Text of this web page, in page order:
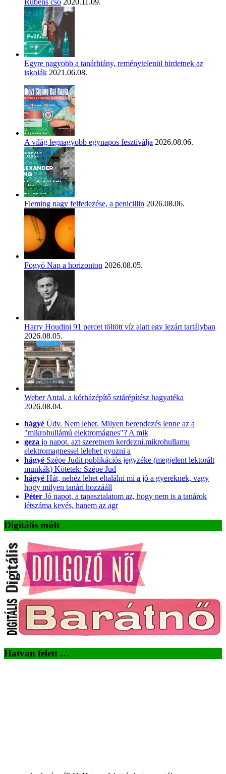
Rubens cső 2020.11.09.
Egyre nagyobb a tanárhiány, reménytelenül hirdetnek az
iskolák 2021.06.08.
A világ legnagyobb egynapos fesztiválja 2026.08.06.
Fleming nagy felfedezése, a penicillin 2026.08.06.
Fogyó Nap a horizonton 2026.08.05.
Harry Houdini 91 percet töltött víz alatt egy lezárt tartályban
2026.08.05.
Weber Antal, a kórházépítő sztárépítész hagyatéka
2026.08.04.
hágyé Üdv. Nem lehet. Milyen berendezés lenne az a
"mikrohullámú elektromágnes"? A mik
geza jo napot. azt szeretnem kerdezni.mikrohullamu
elektromagnessel lelehet gyozni a
hágyé Szépe Judit publikációs jegyzéke (megjelent lektorált
munkák) Kötetek: Szépe Jud
hágyé Hát, nehéz lehet eltalálni mi a jó a gyereknek, vagy
hogy milyen tanári hozzááll
Péter Jó napot, a tapasztalatom az, hogy nem is a tanárok
létszáma kevés, hanem az agr
Digitális múlt
Hatvan felett …